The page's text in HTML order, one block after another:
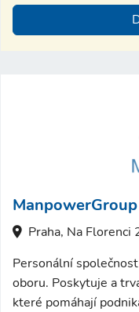
Praha, Na Florenci
Personální
oboru. Poskytuje a
které pomáhají